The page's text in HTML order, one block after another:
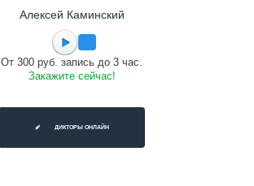
Алексей Каминский
От 300 руб. запись до 3 час.
Закажите сейчас!
ДИКТОРЫ ОНЛАЙН